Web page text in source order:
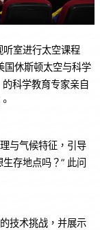
室进行太空课程
休斯顿太空与科学
科学教育专家亲自
与气候特征，引导
存地点吗？” 此问
技术挑战，并展示